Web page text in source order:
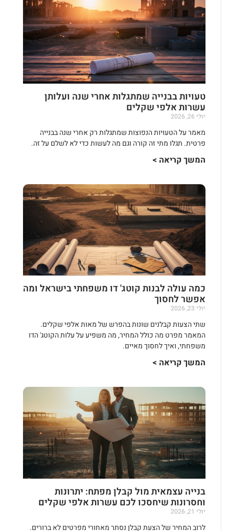
טעויות בבנייה שמתגלות אחרי שנה ועלותן
עשרות אלפי שקלים
יולי 26, 2026
מאמר על הטעויות הנפוצות שמתגלות רק אחרי שנה בבנייה
פרטית. תגלו מתי זה קורה וגם מה לעשות כדי לא לשלם על זה.
המשך קריאה >
כמה עולה לבנות קוטג' דו משפחתי בישראל ומה
אפשר לחסוך
יולי 23, 2026
שתי הצעות קבלנים שונות בהפרש של מאות אלפי שקלים.
המאמר מפרט מה כולל המחיר, מה משפיע על עלות הקוטג' הדו
משפחתי, ואיך לחסוך מאיים.
המשך קריאה >
בנייה עצמאית מול קבלן מפתח: יתרונות
וחסרונות שיחסכו לכם עשרות אלפי שקלים
יולי 21, 2026
לרוב המחיר של הצעת קבלן נסתר מאחורי מפרטים לא ברורים.